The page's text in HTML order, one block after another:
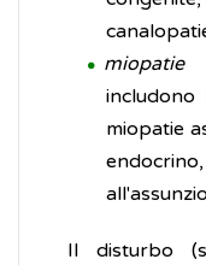
miopatie
includono
miopatie
Il disturbo